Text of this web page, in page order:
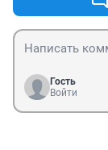
Гость
Войти